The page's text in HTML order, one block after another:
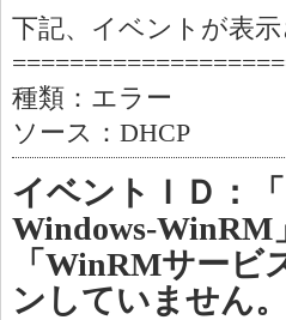
下記、イベントが表示
種類：エラー
ソース：DHCP
イベントＩＤ：
Windows-WinRM
「WinRMサービ
ンしていません